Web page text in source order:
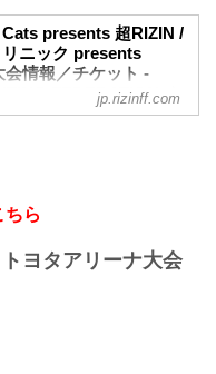
presents 超RIZIN /
ニック presents
会情報／チケット -
FEDERATION オ
イト
ク presents RIZIN.38
日（日）10:30開場 / 12:00開
jp.rizinff.com
ら
ヨタアリーナ大会